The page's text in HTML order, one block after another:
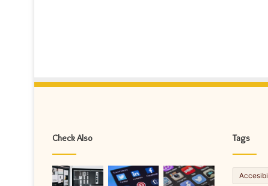
Check Also Tags